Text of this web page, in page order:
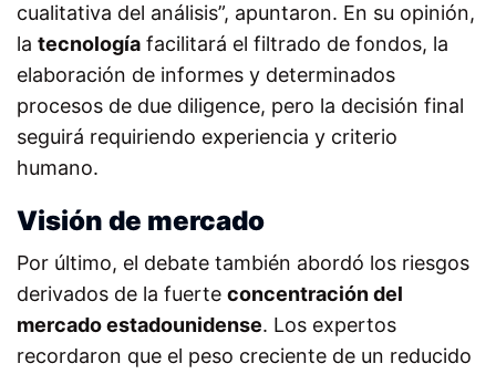
cualitativa del análisis”, apuntaron. En su opinión,
la tecnología facilitará el filtrado de fondos, la
elaboración de informes y determinados
procesos de due diligence, pero la decisión final
seguirá requiriendo experiencia y criterio
humano.
Visión de mercado
Por último, el debate también abordó los riesgos
derivados de la fuerte concentración del
mercado estadounidense. Los expertos
recordaron que el peso creciente de un reducido